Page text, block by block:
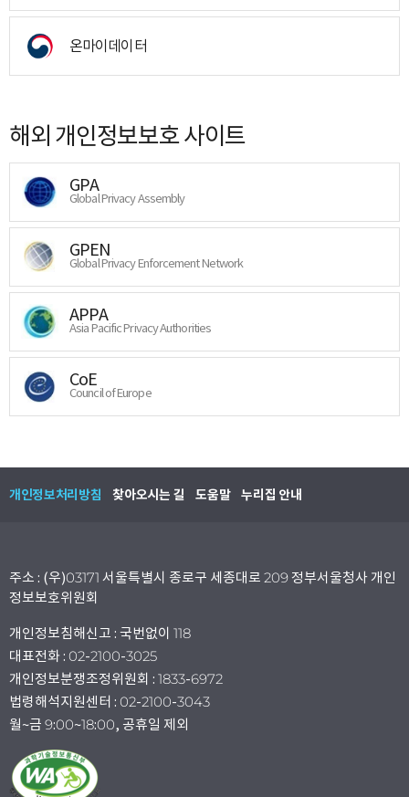
온마이데이터
해외 개인정보보호 사이트
GPA
Global Privacy Assembly
GPEN
Global Privacy Enforcement Network
APPA
Asia Pacific Privacy Authorities
CoE
Council of Europe
개인정보처리방침 찾아오시는 길 도움말 누리집 안내
주소 : (우)03171 서울특별시 종로구 세종대로 209 정부서울청사 개인
정보보호위원회
개인정보침해신고 : 국번없이 118
대표전화 : 02-2100-3025
개인정보분쟁조정위원회 : 1833-6972
법령해석지원센터 : 02-2100-3043
월~금 9:00~18:00, 공휴일 제외